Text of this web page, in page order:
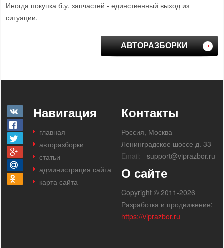
Иногда покупка б.у. запчастей - единственный выход из
ситуации.
АВТОРАЗБОРКИ
Навигация
главная
авторазборки
статьи
администрация сайта
карта сайта
Контакты
Россия, Москва
Ленинградское шоссе д. 33
Email:
support@viprazbor.ru
О сайте
Copyright © 2011-2026
Разработка и продвижение:
https://viprazbor.ru